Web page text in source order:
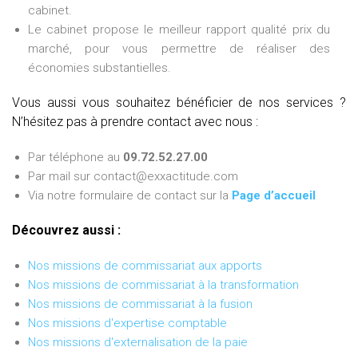
cabinet.
Le cabinet propose le meilleur rapport qualité prix du
marché, pour vous permettre de réaliser des
économies substantielles.
Vous aussi vous souhaitez bénéficier de nos services ?
N’hésitez pas à prendre contact avec nous :
Par téléphone au 09.72.52.27.00
Par mail sur contact@exxactitude.com
Via notre formulaire de contact sur la Page d’accueil
Découvrez aussi :
Nos missions de commissariat aux apports
Nos missions de commissariat à la transformation
Nos missions de commissariat à la fusion
Nos missions d'expertise comptable
Nos missions d'externalisation de la paie